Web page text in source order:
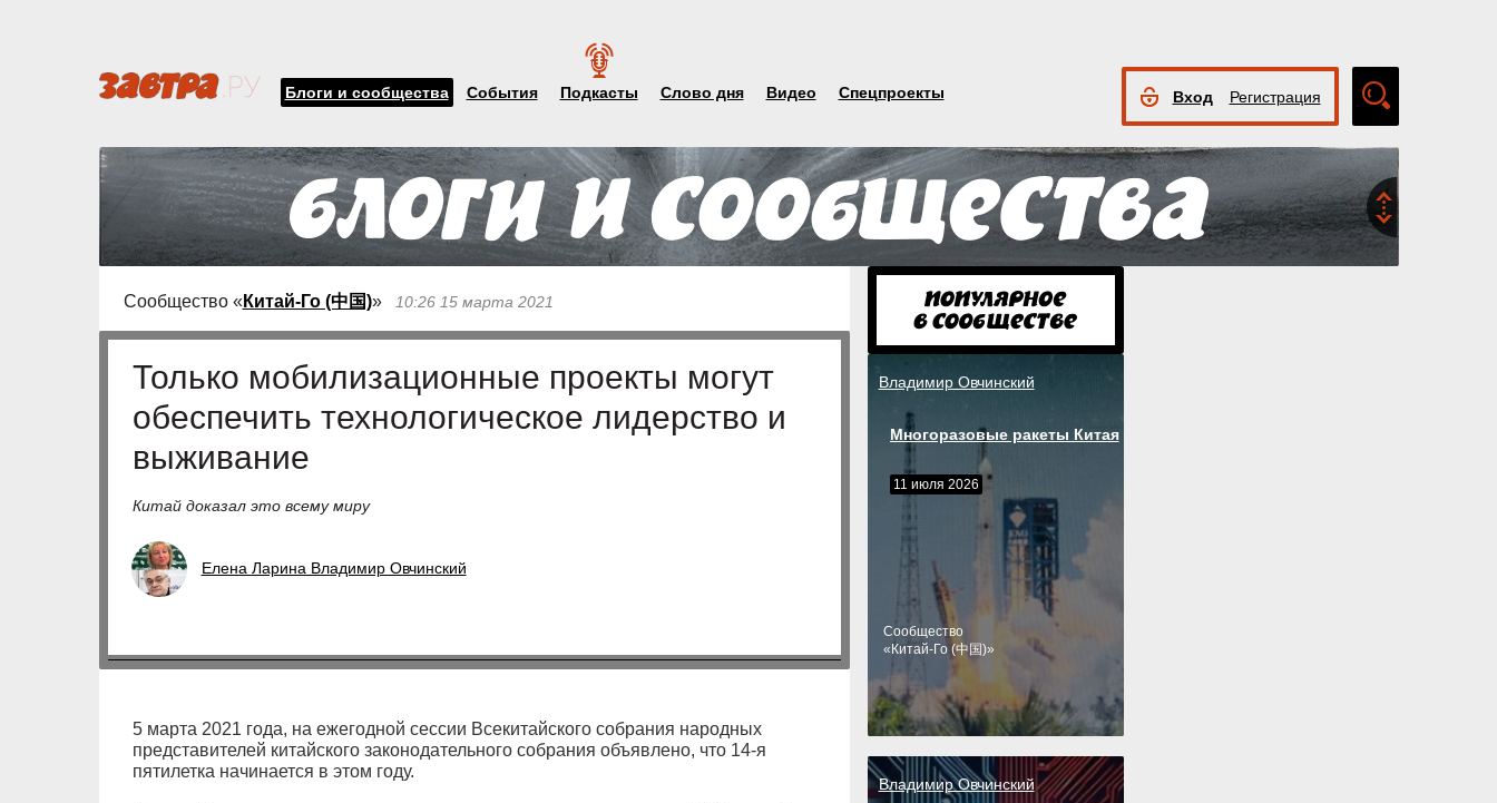
Блоги и сообщества События Подкасты Слово дня Видео Спецпроекты Вход Регистрация
поиск
Сообщество « Китай-Го (中国)» 10:26 15 марта 2021
Только мобилизационные проекты могут
обеспечить технологическое лидерство и
выживание
Китай доказал это всему миру
Елена Ларина Владимир Овчинский
5 марта 2021 года, на ежегодной сессии Всекитайского собрания народных
представителей китайского законодательного собрания объявлено, что 14-я
пятилетка начинается в этом году.
Владимир Овчинский
Многоразовые ракеты Китая
11 июля 2026
Cообщество
«Китай-Го (中国)»
Владимир Овчинский